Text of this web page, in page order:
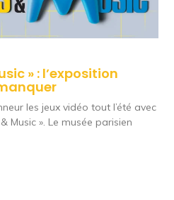
» : l’exposition
les jeux vidéo tout l’été avec
Music ». Le musée parisien